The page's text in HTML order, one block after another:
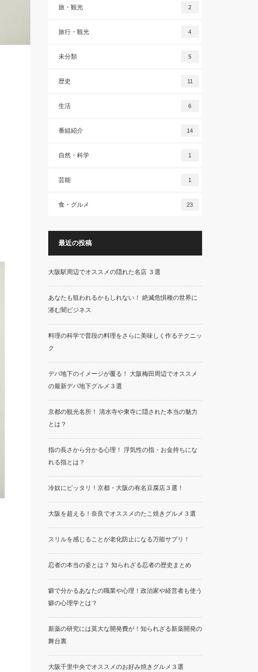
旅・観光 2
旅行・観光 4
未分類 5
歴史 11
生活 6
番組紹介 14
自然・科学 1
芸能 1
食・グルメ 23
最近の投稿
大阪駅周辺でオススメの隠れた名店 ３選
あなたも狙われるかもしれない！ 絶滅危惧種の世界に
潜む闇ビジネス
料理の科学で普段の料理をさらに美味しく作るテクニッ
ク
デパ地下のイメージが覆る！ 大阪梅田周辺でオススメ
の最新デパ地下グルメ３選
京都の観光名所！ 清水寺や東寺に隠された本当の魅力
とは？
指の長さから分かる心理！ 浮気性の指・お金持ちにな
れる指とは？
冷奴にピッタリ！京都・大阪の有名豆腐店３選！
大阪を超える！奈良でオススメのたこ焼きグルメ３選
スリルを感じることが老化防止になる万能サプリ！
忍者の本当の姿とは？ 知られざる忍者の歴史まとめ
癖で分かるあなたの職業や心理！政治家や経営者も使う
癖の心理学とは？
新薬の研究には莫大な開発費が！知られざる新薬開発の
舞台裏
大阪千里中央でオススメのお好み焼きグルメ３選